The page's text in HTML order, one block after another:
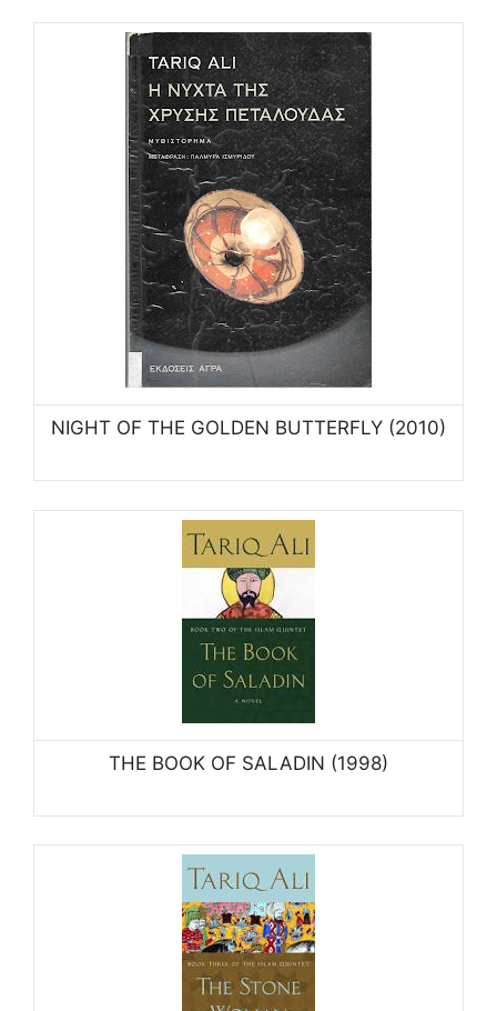
NIGHT OF THE GOLDEN BUTTERFLY (2010)
THE BOOK OF SALADIN (1998)